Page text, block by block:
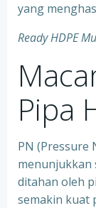
yang
Ready HDPE
Pipa
PN (Pressure
menunjukkan
ditahan oleh
semakin kuat